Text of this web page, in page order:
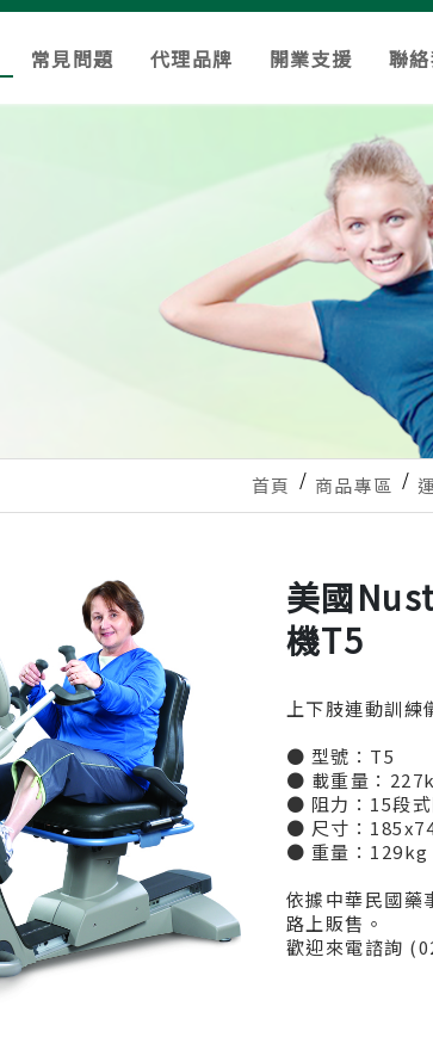
常見問題 代理品牌 開業支援 聯
首頁 商品專區
美國
機T5
上下肢連動訓
● 型號：T5
● 載重量：
● 阻力：15段
● 尺寸：
● 重量：129kg
依據中華民國藥
路上販售。
歡迎來電諮詢